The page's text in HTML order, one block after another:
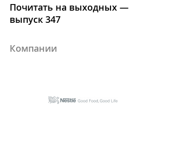
Почитать на выходных —
выпуск 347
Компании